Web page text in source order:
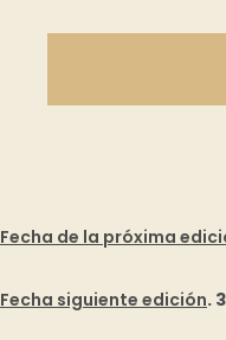
Fecha de la próxima
Fecha siguiente edición.